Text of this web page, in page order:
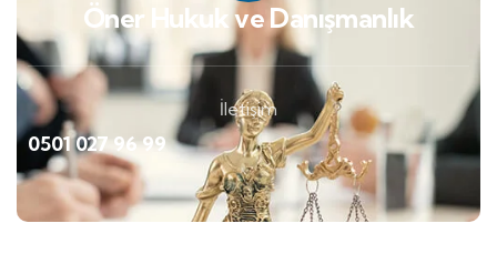
Öner Hukuk ve Danışmanlık
İletişim
0501 027 96 99